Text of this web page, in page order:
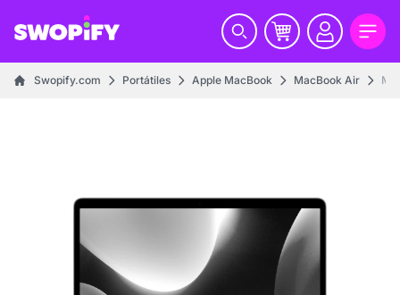
Swopify.com Portátiles Apple MacBook MacBook Air